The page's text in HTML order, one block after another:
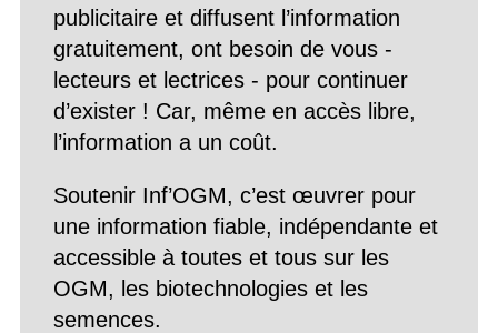
publicitaire et diffusent l’information
gratuitement, ont besoin de vous -
lecteurs et lectrices - pour continuer
d’exister ! Car, même en accès libre,
l’information a un coût.
Soutenir Inf’OGM, c’est œuvrer pour
une information fiable, indépendante et
accessible à toutes et tous sur les
OGM, les biotechnologies et les
semences.